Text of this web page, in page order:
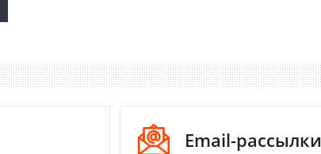
Email-рассылки